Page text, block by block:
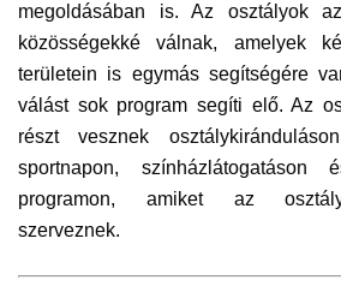
megoldásában is. Az osztályok
közösségekké válnak, amelyek
területein is egymás segítségére
válást sok program segíti elő. Az
részt vesznek
sportnapon,
programon, amiket az
szerveznek.